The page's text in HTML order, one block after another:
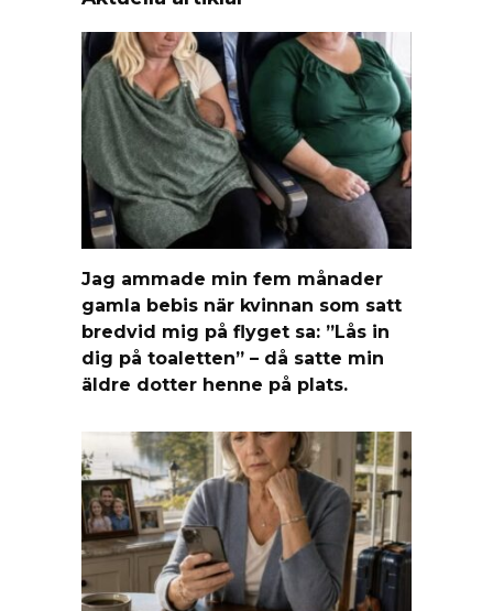
Jag ammade min fem månader
gamla bebis när kvinnan som satt
bredvid mig på flyget sa: ”Lås in
dig på toaletten” – då satte min
äldre dotter henne på plats.